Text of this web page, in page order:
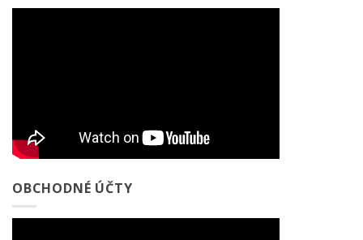
OBCHODNÉ ÚČTY